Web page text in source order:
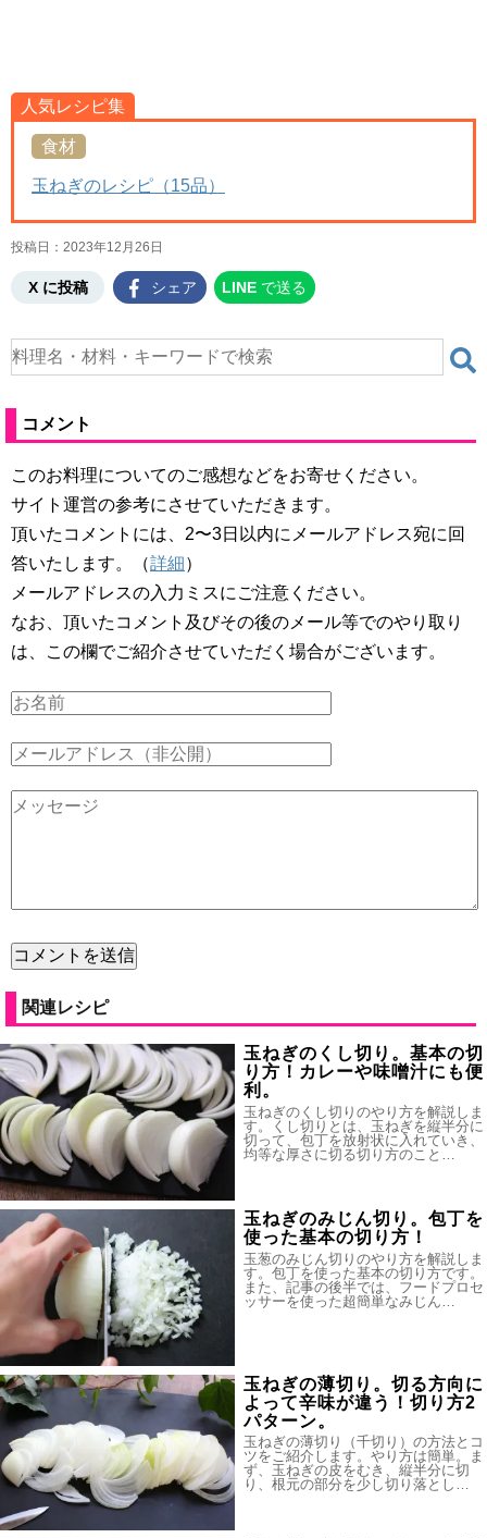
人気レシピ集
食材
玉ねぎのレシピ（15品）
投稿日： 2023年12月26日
X に投稿 シェア LINE で送る
コメント
このお料理についてのご感想などをお寄せください。
サイト運営の参考にさせていただきます。
頂いたコメントには、2〜3日以内にメールアドレス宛に回
答いたします。（詳細）
メールアドレスの入力ミスにご注意ください。
なお、頂いたコメント及びその後のメール等でのやり取り
は、この欄でご紹介させていただく場合がございます。
関連レシピ
玉ねぎのくし切り。基本の切
り方！カレーや味噌汁にも便
利。
玉ねぎのくし切りのやり方を解説しま
す。くし切りとは、玉ねぎを縦半分に
切って、包丁を放射状に入れていき、
均等な厚さに切る切り方のこと…
玉ねぎのみじん切り。包丁を
使った基本の切り方！
玉葱のみじん切りのやり方を解説しま
す。包丁を使った基本の切り方です。
また、記事の後半では、フードプロセ
ッサーを使った超簡単なみじん…
玉ねぎの薄切り。切る方向に
よって辛味が違う！切り方2
パターン。
玉ねぎの薄切り（千切り）の方法とコ
ツをご紹介します。やり方は簡単。ま
ず、玉ねぎの皮をむき、縦半分に切
り、根元の部分を少し切り落とし…